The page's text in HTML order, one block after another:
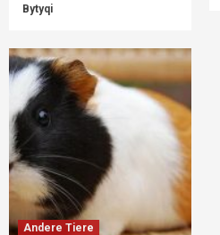
Bytyqi
Andere Tiere